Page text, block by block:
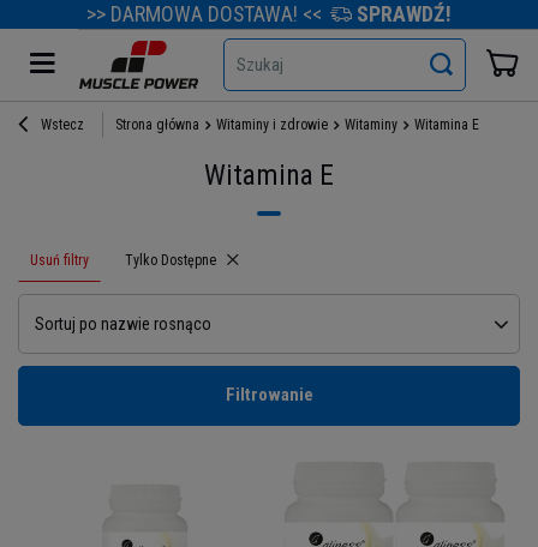
>> DARMOWA DOSTAWA! << SPRAWDŹ!
Szukaj
Wstecz Strona główna Witaminy i zdrowie Witaminy Witamina E
Witamina E
Usuń filtry Usuń filtr
Tylko Dostępne
Sortuj po nazwie rosnąco
Filtrowanie